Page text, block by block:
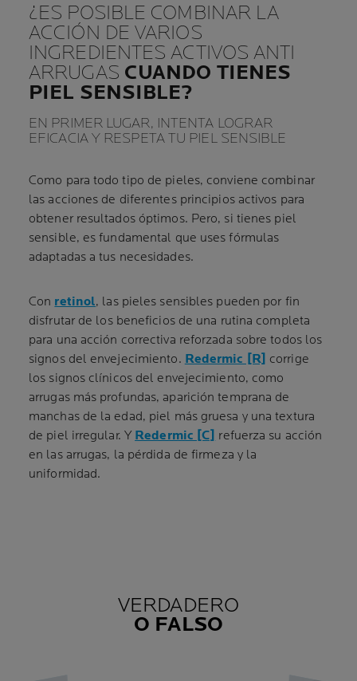
¿ES POSIBLE COMBINAR LA
ACCIÓN DE VARIOS
INGREDIENTES ACTIVOS ANTI
ARRUGAS CUANDO TIENES
PIEL SENSIBLE?
EN PRIMER LUGAR, INTENTA LOGRAR
EFICACIA Y RESPETA TU PIEL SENSIBLE
Como para todo tipo de pieles, conviene combinar
las acciones de diferentes principios activos para
obtener resultados óptimos. Pero, si tienes piel
sensible, es fundamental que uses fórmulas
adaptadas a tus necesidades.
Con retinol, las pieles sensibles pueden por fin
disfrutar de los beneficios de una rutina completa
para una acción correctiva reforzada sobre todos los
signos del envejecimiento. Redermic [R] corrige
los signos clínicos del envejecimiento, como
arrugas más profundas, aparición temprana de
manchas de la edad, piel más gruesa y una textura
de piel irregular. Y Redermic [C] refuerza su acción
en las arrugas, la pérdida de firmeza y la
uniformidad.
VERDADERO
O FALSO